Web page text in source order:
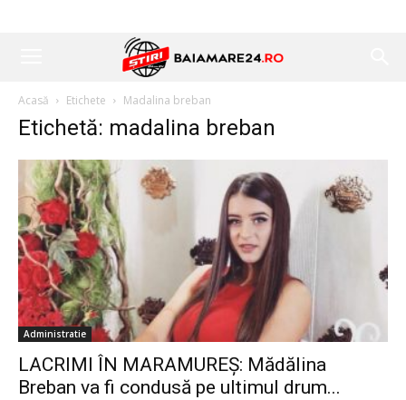
Acasă Etichete Madalina breban
Etichetă: madalina breban
Administratie
LACRIMI ÎN MARAMUREȘ: Mădălina
Breban va fi condusă pe ultimul drum...